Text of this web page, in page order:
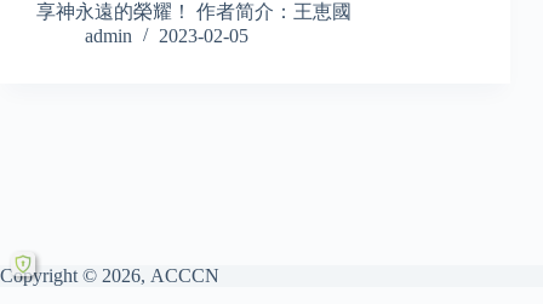
享神永遠的榮耀！ 作者简介：王恵國
admin
2023-02-05
Copyright © 2026, ACCCN